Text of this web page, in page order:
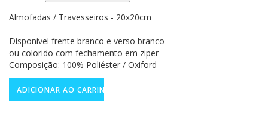
Almofadas / Travesseiros - 20x20cm
Disponivel frente branco e verso branco
ou colorido com fechamento em ziper
Composição: 100% Poliéster / Oxiford